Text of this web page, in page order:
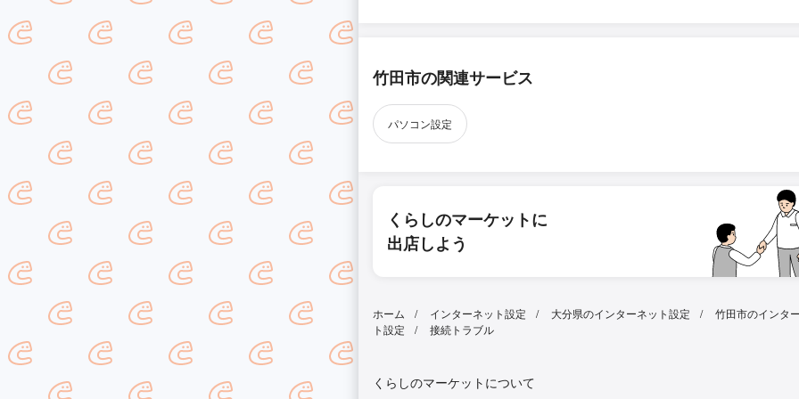
竹田市の関連サービス
パソコン設定
くらしのマーケットに
出店しよう
ホーム インターネット設定 大分県のインターネット設定
竹田市のインタ
ト設定
接続トラブル
くらしのマーケットについて